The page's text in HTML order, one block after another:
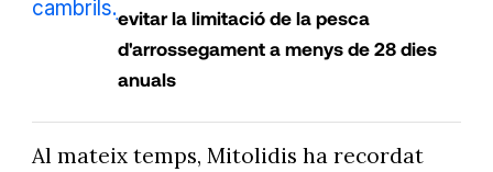
evitar la limitació de la pesca
d'arrossegament a menys de 28 dies
anuals
Al mateix temps, Mitolidis ha recordat